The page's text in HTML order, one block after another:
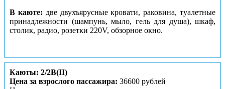
В каюте: две двухъярусные кровати, раковина, туалетные
принадлежности (шампунь, мыло, гель для душа), шкаф,
столик, радио, розетки 220V, обзорное окно.
Каюты: 2/2В(II)
Цена за взрослого пассажира: 36600 рублей